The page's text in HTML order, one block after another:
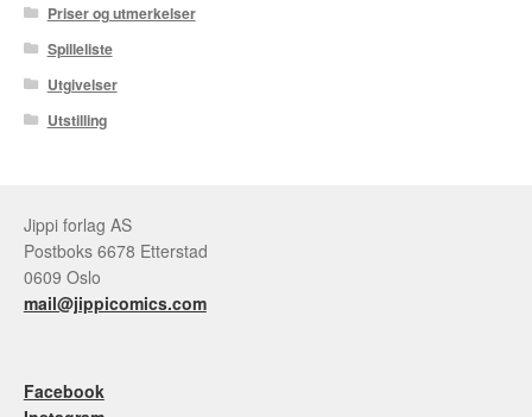
Priser og utmerkelser
Spilleliste
Utgivelser
Utstilling
Jippi forlag AS
Postboks 6678 Etterstad
0609 Oslo
mail@jippicomics.com
Facebook